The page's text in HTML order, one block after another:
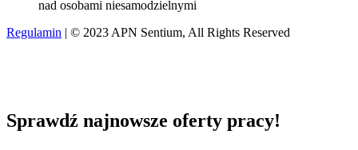
Regulamin | © 2023 APN Sentium, All Rights Reserved
Sprawdź najnowsze oferty pracy!